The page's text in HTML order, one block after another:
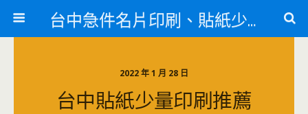
台中急件名片印刷、貼紙少量印刷、訃聞印刷、紋身貼
2022 年 1 月 28 日
台中貼紙少量印刷推薦